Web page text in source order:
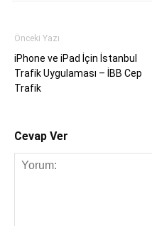
Önceki Yazı
iPhone ve iPad İçin İstanbul
Trafik Uygulaması – İBB Cep
Trafik
Cevap Ver